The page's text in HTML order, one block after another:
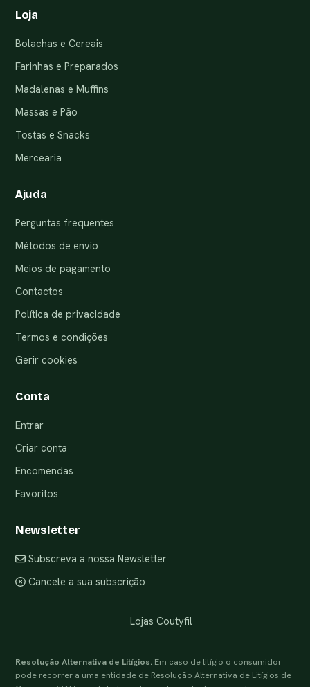
Loja
Bolachas e Cereais
Farinhas e Preparados
Madalenas e Muffins
Massas e Pão
Tostas e Snacks
Mercearia
Ajuda
Perguntas frequentes
Métodos de envio
Meios de pagamento
Contactos
Política de privacidade
Termos e condições
Gerir cookies
Conta
Entrar
Criar conta
Encomendas
Favoritos
Newsletter
Subscreva a nossa Newsletter
Cancele a sua subscrição
Lojas Coutyfil
Resolução Alternativa de Litígios. Em caso de litígio o consumidor
pode recorrer a uma entidade de Resolução Alternativa de Litígios de